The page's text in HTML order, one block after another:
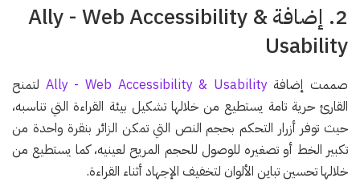
2. إضافة Ally - Web Accessibility &
Usability
صممت إضافةAlly - Web Accessibility & Usability لتمنح
القارئ حرية تامة يستطيع من خلالها تشكيل بيئة القراءة التي تناسبه،
حيث توفر أزرار التحكم بحجم النص التي تمكن الزائر بنقرة واحدة من
تكبير الخط أو تصغيره للوصول للحجم المريح لعينيه، كما يستطيع من
خلالها تحسين تباين الألوان لتخفيف الإجهاد أثناء القراءة.